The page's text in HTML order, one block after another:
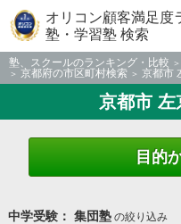
オリコン顧客満足度
塾・学習塾 検索
塾、スクールのランキング・比較
京都府の市区町村検索
京都市
京都市 左
目的
中学受験： 集団塾の絞り込み